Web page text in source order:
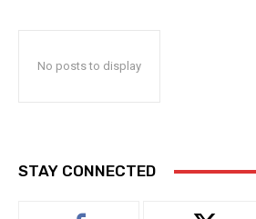
No posts to display
STAY CONNECTED